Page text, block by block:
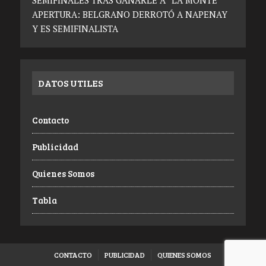
APERTURA: BELGRANO DERROTÓ A NAPENAY
Y ES SEMIFINALISTA
DATOS UTILES
Contacto
Publicidad
Quienes Somos
Tabla
CONTACTO PUBLICIDAD QUIENES SOMOS